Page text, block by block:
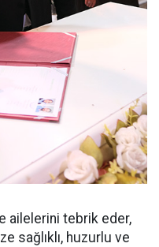
ailelerini tebrik eder,
sağlıklı, huzurlu ve